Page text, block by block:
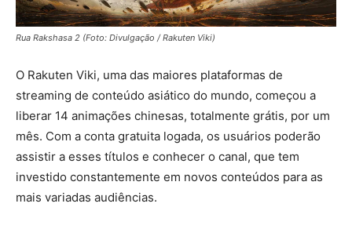
Rua Rakshasa 2 (Foto: Divulgação / Rakuten Viki)
O Rakuten Viki, uma das maiores plataformas de
streaming de conteúdo asiático do mundo, começou a
liberar 14 animações chinesas, totalmente grátis, por um
mês. Com a conta gratuita logada, os usuários poderão
assistir a esses títulos e conhecer o canal, que tem
investido constantemente em novos conteúdos para as
mais variadas audiências.